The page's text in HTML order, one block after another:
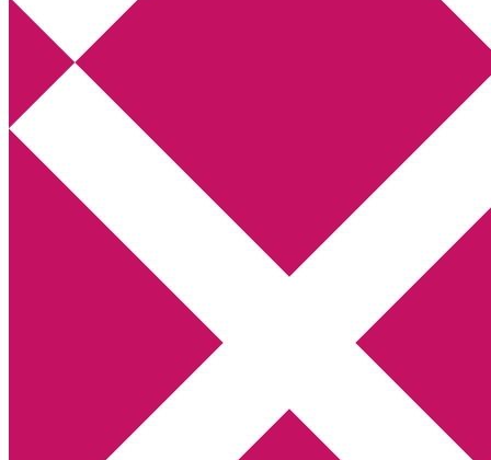
Annikas litteratur- och kulturblogg
Deckare, kriminalromaner, thrillers
Hem
Boktolva
Författarfemman
Kontakt
Webbshop Amazon
Utskriftscentralen
Min tv-blogg